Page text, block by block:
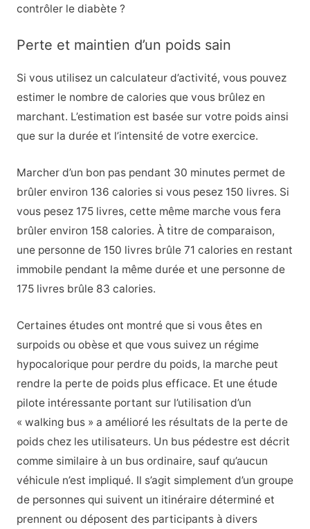
contrôler le diabète ?
Perte et maintien d’un poids sain
Si vous utilisez un calculateur d’activité, vous pouvez
estimer le nombre de calories que vous brûlez en
marchant. L’estimation est basée sur votre poids ainsi
que sur la durée et l’intensité de votre exercice.
Marcher d’un bon pas pendant 30 minutes permet de
brûler environ 136 calories si vous pesez 150 livres. Si
vous pesez 175 livres, cette même marche vous fera
brûler environ 158 calories. À titre de comparaison,
une personne de 150 livres brûle 71 calories en restant
immobile pendant la même durée et une personne de
175 livres brûle 83 calories.
Certaines études ont montré que si vous êtes en
surpoids ou obèse et que vous suivez un régime
hypocalorique pour perdre du poids, la marche peut
rendre la perte de poids plus efficace. Et une étude
pilote intéressante portant sur l’utilisation d’un
« walking bus » a amélioré les résultats de la perte de
poids chez les utilisateurs. Un bus pédestre est décrit
comme similaire à un bus ordinaire, sauf qu’aucun
véhicule n’est impliqué. Il s’agit simplement d’un groupe
de personnes qui suivent un itinéraire déterminé et
prennent ou déposent des participants à divers